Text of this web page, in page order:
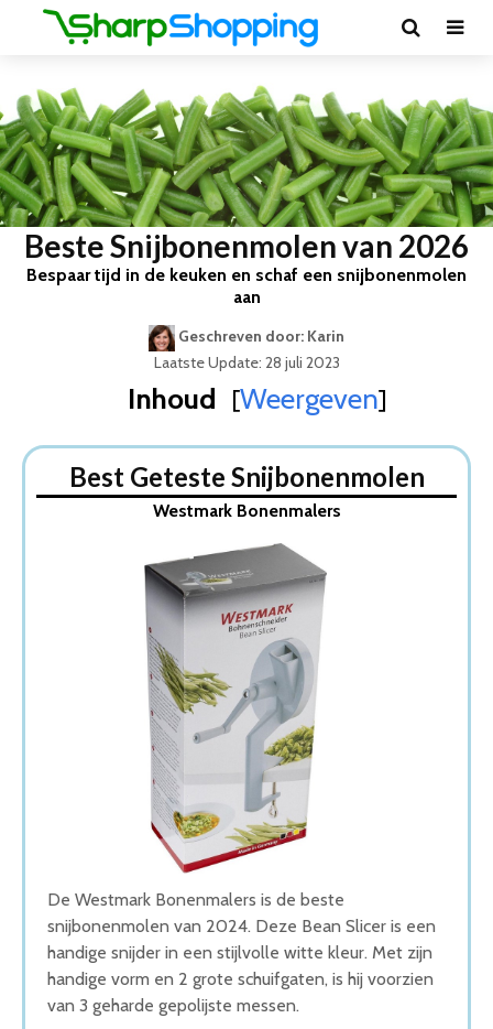
Beste Snijbonenmolen van 2026
Bespaar tijd in de keuken en schaf een snijbonenmolen
aan
Geschreven door: Karin
Laatste Update: 28 juli 2023
Inhoud [Weergeven]
1. Westmark Bonenmalers
2. Snijbonenmolen met Zuignap
3. Westmark snijbonen snijder
4. Ferodelli® – Snijbonenmolen
5. Westmark Bonenschiller Metaal
Wat is de beste Snijbonenmolen van 2026
1. Beste Snijbonenmolen van 2026
2. Fijnste Snijbonenmolen van 2026
3. Beste Budget Snijbonenmolen van 2026
4. Goede Koop Snijbonenmolen
5. Goede Prijs-Kwaliteit Snijbonenmolen
Best Geteste Snijbonenmolen
Westmark Bonenmalers
De Westmark Bonenmalers is de beste
snijbonenmolen van 2024. Deze Bean Slicer is een
handige snijder in een stijlvolle witte kleur. Met zijn
handige vorm en 2 grote schuifgaten, is hij voorzien
van 3 geharde gepolijste messen.